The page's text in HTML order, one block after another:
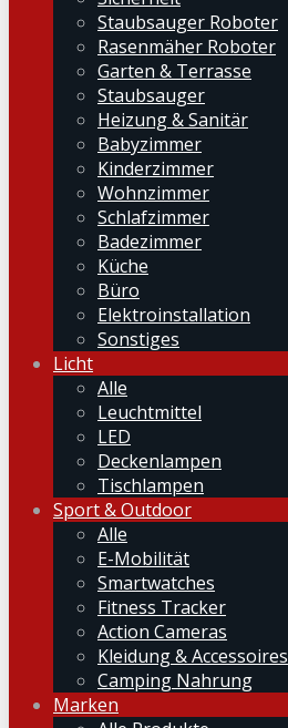
Staubsauger Roboter
Rasenmäher Roboter
Garten & Terrasse
Staubsauger
Heizung & Sanitär
Babyzimmer
Kinderzimmer
Wohnzimmer
Schlafzimmer
Badezimmer
Küche
Büro
Elektroinstallation
Sonstiges
Licht
Alle
Leuchtmittel
LED
Deckenlampen
Tischlampen
Sport & Outdoor
Alle
E-Mobilität
Smartwatches
Fitness Tracker
Action Cameras
Kleidung & Accessoires
Camping Nahrung
Marken